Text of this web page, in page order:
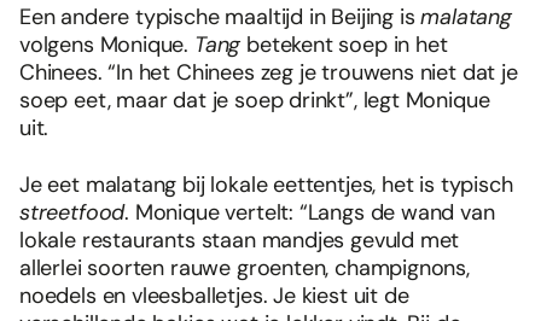
Een andere typische maaltijd in Beijing ismalatang
volgens Monique. Tang betekent soep in het
Chinees. “In het Chinees zeg je trouwens niet dat je
soep eet, maar dat je soep drinkt”, legt Monique
uit.
Je eet malatang bij lokale eettentjes, het is typisch
streetfood. Monique vertelt: “Langs de wand van
lokale restaurants staan mandjes gevuld met
allerlei soorten rauwe groenten, champignons,
noedels en vleesballetjes. Je kiest uit de